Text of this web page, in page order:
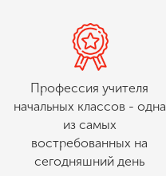
Профессия учителя
начальных классов - одна
из самых
востребованных на
сегодняшний день